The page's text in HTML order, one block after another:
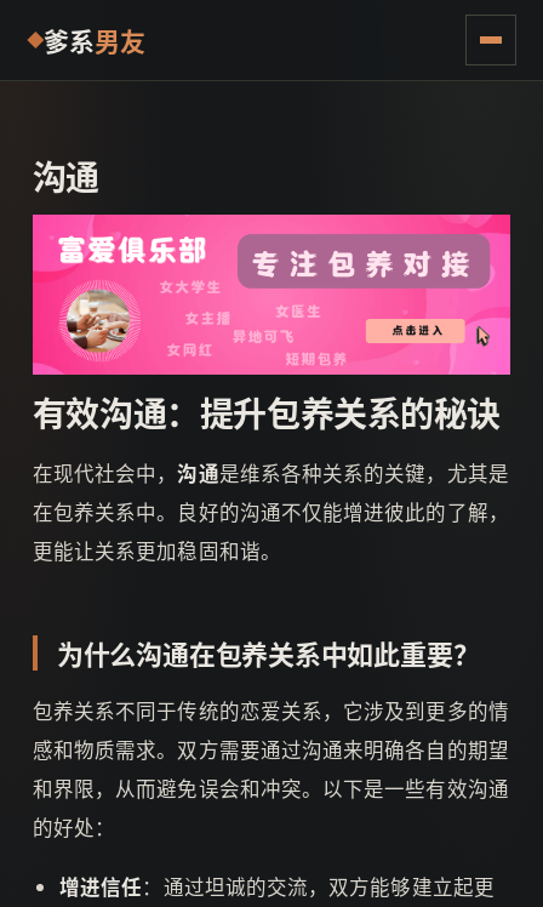
爹系男友
沟通
有效沟通：提升包养关系的秘诀
在现代社会中，沟通是维系各种关系的关键，尤其是
在包养关系中。良好的沟通不仅能增进彼此的了解，
更能让关系更加稳固和谐。
为什么沟通在包养关系中如此重要？
包养关系不同于传统的恋爱关系，它涉及到更多的情
感和物质需求。双方需要通过沟通来明确各自的期望
和界限，从而避免误会和冲突。以下是一些有效沟通
的好处：
增进信任：通过坦诚的交流，双方能够建立起更